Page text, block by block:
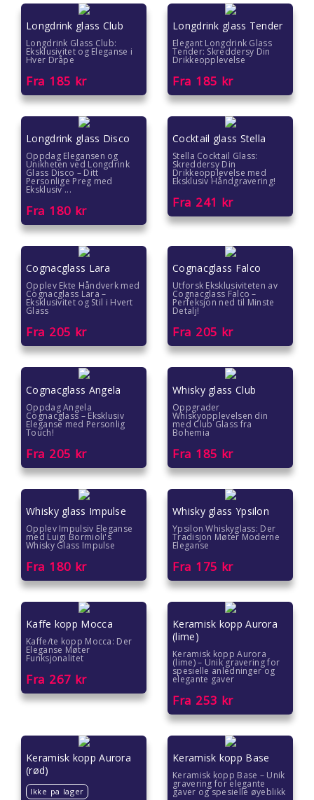
Longdrink glass Club
Longdrink Glass Club:
Eksklusivitet og Eleganse i
Hver Dråpe
Fra 185 kr
Longdrink glass Tender
Elegant Longdrink Glass
Tender: Skreddersy Din
Drikkeopplevelse
Fra 185 kr
Longdrink glass Disco
Oppdag Elegansen og
Unikheten ved Longdrink
Glass Disco – Ditt
Personlige Preg med
Eksklusiv ...
Fra 180 kr
Cocktail glass Stella
Stella Cocktail Glass:
Skreddersy Din
Drikkeopplevelse med
Eksklusiv Håndgravering!
Fra 241 kr
Cognacglass Lara
Opplev Ekte Håndverk med
Cognacglass Lara –
Eksklusivitet og Stil i Hvert
Glass
Fra 205 kr
Cognacglass Falco
Utforsk Eksklusiviteten av
Cognacglass Falco –
Perfeksjon ned til Minste
Detalj!
Fra 205 kr
Cognacglass Angela
Oppdag Angela
Cognacglass – Eksklusiv
Eleganse med Personlig
Touch!
Fra 205 kr
Whisky glass Club
Oppgrader
Whiskyopplevelsen din
med Club Glass fra
Bohemia
Fra 185 kr
Whisky glass Impulse
Opplev Impulsiv Eleganse
med Luigi Bormioli's
Whisky Glass Impulse
Fra 180 kr
Whisky glass Ypsilon
Ypsilon Whiskyglass: Der
Tradisjon Møter Moderne
Eleganse
Fra 175 kr
Kaffe kopp Mocca
Kaffe/te kopp Mocca: Der
Eleganse Møter
Funksjonalitet
Fra 267 kr
Keramisk kopp Aurora
(lime)
Keramisk kopp Aurora
(lime) – Unik gravering for
spesielle anledninger og
elegante gaver
Fra 253 kr
Keramisk kopp Aurora
(rød)
Ikke pa lager
Keramisk kopp Base
Keramisk kopp Base – Unik
gravering for elegante
gaver og spesielle øyeblikk